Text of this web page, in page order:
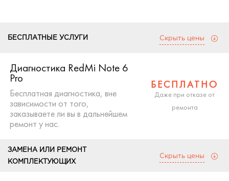
БЕСПЛАТНЫЕ УСЛУГИ Скрыть цены
Диагностика RedMi Note 6
Pro
Бесплатная диагностика, вне
зависимости от того,
заказываете ли вы в дальнейшем
ремонт у нас.
БЕСПЛАТНО
Даже при отказе от
ремонта
ЗАМЕНА ИЛИ РЕМОНТ
КОМПЛЕКТУЮЩИХ
Скрыть цены